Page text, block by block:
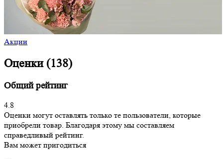
Акции
Оценки (138)
Общий рейтинг
4.8
Оценки могут оставлять только те пользователи, которые
приобрели товар. Благодаря этому мы составляем
справедливый рейтинг.
Вам может пригодиться